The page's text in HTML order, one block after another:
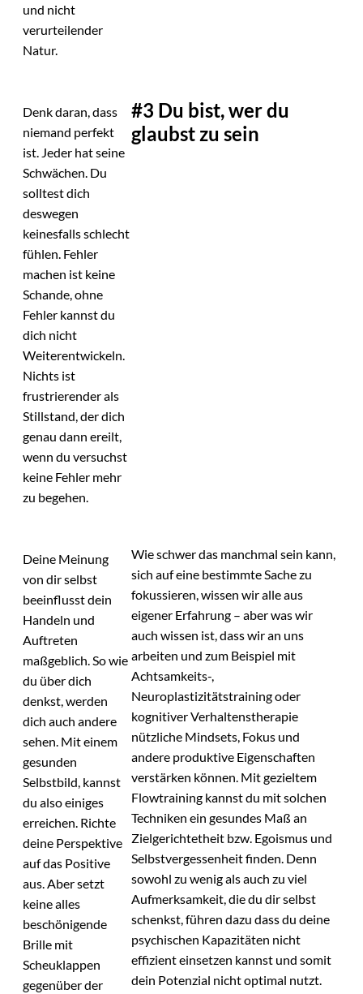
und nicht
verurteilender
Natur.
Denk daran, dass
niemand perfekt
ist. Jeder hat seine
Schwächen. Du
solltest dich
deswegen
keinesfalls schlecht
fühlen. Fehler
machen ist keine
Schande, ohne
Fehler kannst du
dich nicht
Weiterentwickeln.
Nichts ist
frustrierender als
Stillstand, der dich
genau dann ereilt,
wenn du versuchst
keine Fehler mehr
zu begehen.
#3 Du bist, wer du
glaubst zu sein
Deine Meinung
von dir selbst
beeinflusst dein
Handeln und
Auftreten
maßgeblich. So wie
du über dich
denkst, werden
dich auch andere
sehen. Mit einem
gesunden
Selbstbild, kannst
du also einiges
erreichen. Richte
deine Perspektive
auf das Positive
aus. Aber setzt
keine alles
beschönigende
Brille mit
Scheuklappen
gegenüber der
Wie schwer das manchmal sein kann,
sich auf eine bestimmte Sache zu
fokussieren, wissen wir alle aus
eigener Erfahrung – aber was wir
auch wissen ist, dass wir an uns
arbeiten und zum Beispiel mit
Achtsamkeits-,
Neuroplastizitätstraining oder
kognitiver Verhaltenstherapie
nützliche Mindsets, Fokus und
andere produktive Eigenschaften
verstärken können. Mit gezieltem
Flowtraining kannst du mit solchen
Techniken ein gesundes Maß an
Zielgerichtetheit bzw. Egoismus und
Selbstvergessenheit finden. Denn
sowohl zu wenig als auch zu viel
Aufmerksamkeit, die du dir selbst
schenkst, führen dazu dass du deine
psychischen Kapazitäten nicht
effizient einsetzen kannst und somit
dein Potenzial nicht optimal nutzt.